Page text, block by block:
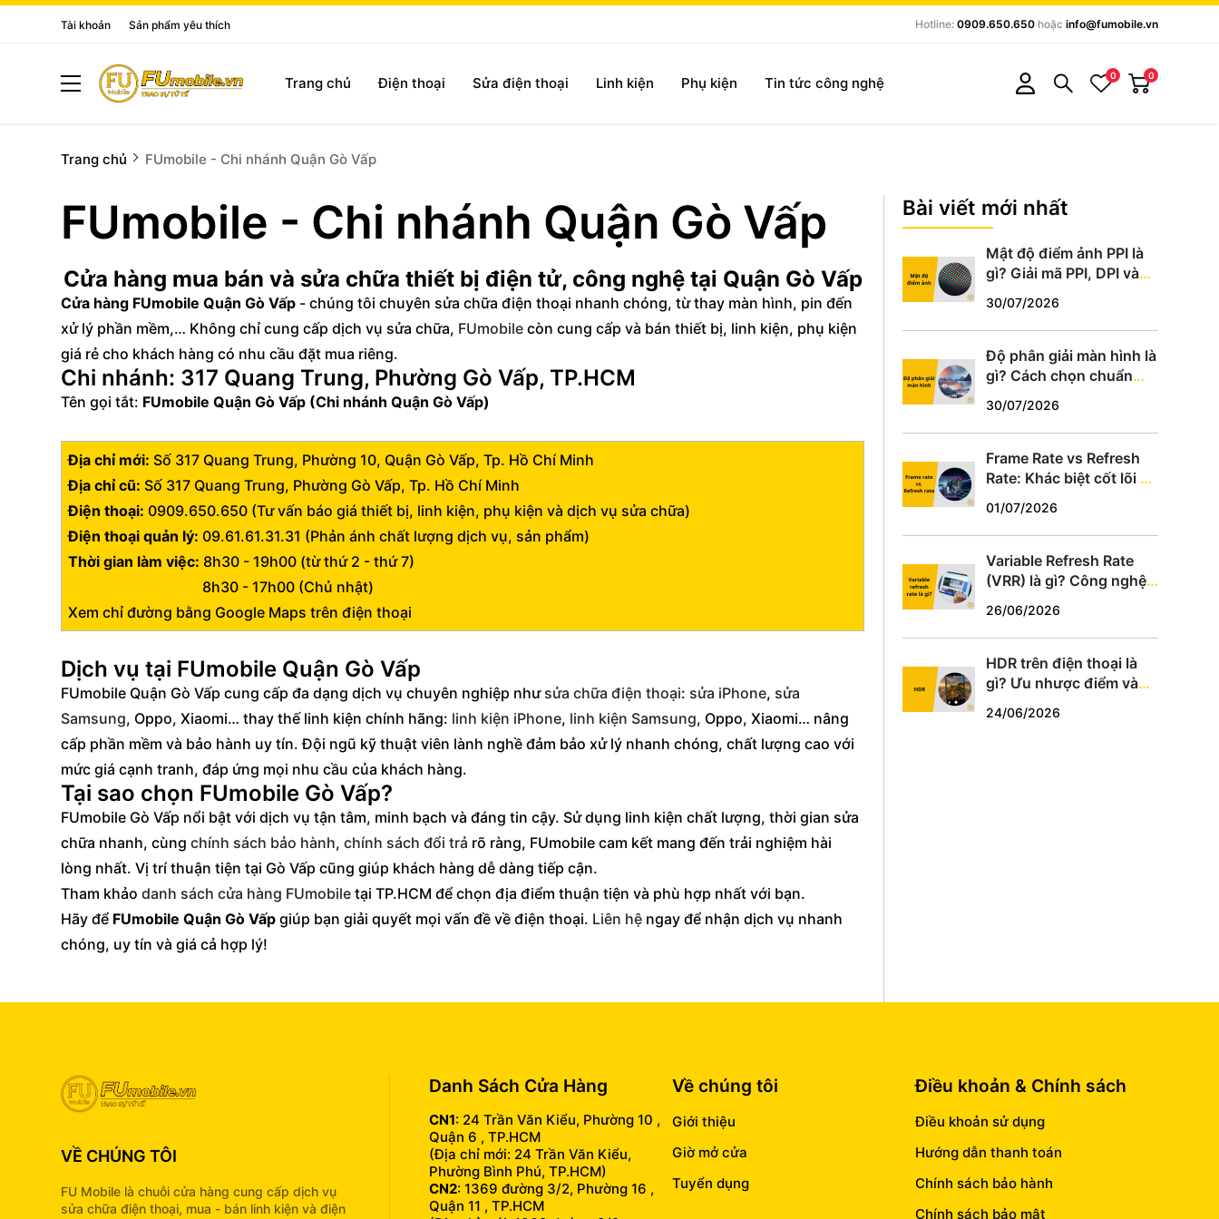
Tài khoản Sản phẩm yêu thích Hotline: 0909.650.650 hoặc info@fumobile.vn
Trang chủ Điện thoại Sửa điện thoại Linh kiện Phụ kiện Tin tức công nghệ 0 0
Trang chủ FUmobile - Chi nhánh Quận Gò Vấp
FUmobile - Chi nhánh Quận Gò Vấp
Cửa hàng mua bán và sửa chữa thiết bị điện tử, công nghệ tại Quận Gò Vấp
Cửa hàng FUmobile Quận Gò Vấp - chúng tôi chuyên sửa chữa điện thoại nhanh chóng, từ thay màn hình, pin đến
xử lý phần mềm,… Không chỉ cung cấp dịch vụ sửa chữa, FUmobile còn cung cấp và bán thiết bị, linh kiện, phụ kiện
giá rẻ cho khách hàng có nhu cầu đặt mua riêng.
Chi nhánh: 317 Quang Trung, Phường Gò Vấp, TP.HCM
Tên gọi tắt: FUmobile Quận Gò Vấp (Chi nhánh Quận Gò Vấp)
Địa chỉ mới: Số 317 Quang Trung, Phường 10, Quận Gò Vấp, Tp. Hồ Chí Minh
Địa chỉ cũ: Số 317 Quang Trung, Phường Gò Vấp, Tp. Hồ Chí Minh
Điện thoại: 0909.650.650 (Tư vấn báo giá thiết bị, linh kiện, phụ kiện và dịch vụ sửa chữa)
Điện thoại quản lý: 09.61.61.31.31 (Phản ánh chất lượng dịch vụ, sản phẩm)
Thời gian làm việc: 8h30 - 19h00 (từ thứ 2 - thứ 7)
8h30 - 17h00 (Chủ nhật)
Xem chỉ đường bằng Google Maps trên điện thoại
Dịch vụ tại FUmobile Quận Gò Vấp
FUmobile Quận Gò Vấp cung cấp đa dạng dịch vụ chuyên nghiệp như sửa chữa điện thoại: sửa iPhone, sửa
Samsung, Oppo, Xiaomi… thay thế linh kiện chính hãng: linh kiện iPhone, linh kiện Samsung, Oppo, Xiaomi… nâng
cấp phần mềm và bảo hành uy tín. Đội ngũ kỹ thuật viên lành nghề đảm bảo xử lý nhanh chóng, chất lượng cao với
mức giá cạnh tranh, đáp ứng mọi nhu cầu của khách hàng.
Tại sao chọn FUmobile Gò Vấp?
FUmobile Gò Vấp nổi bật với dịch vụ tận tâm, minh bạch và đáng tin cậy. Sử dụng linh kiện chất lượng, thời gian sửa
chữa nhanh, cùng chính sách bảo hành, chính sách đổi trả rõ ràng, FUmobile cam kết mang đến trải nghiệm hài
lòng nhất. Vị trí thuận tiện tại Gò Vấp cũng giúp khách hàng dễ dàng tiếp cận.
Tham khảo danh sách cửa hàng FUmobile tại TP.HCM để chọn địa điểm thuận tiện và phù hợp nhất với bạn.
Hãy để FUmobile Quận Gò Vấp giúp bạn giải quyết mọi vấn đề về điện thoại. Liên hệ ngay để nhận dịch vụ nhanh
chóng, uy tín và giá cả hợp lý!
Bài viết mới nhất
Mật độ điểm ảnh PPI là
gì? Giải mã PPI, DPI và
chuẩn
30/07/2026
Độ phân giải màn hình là
gì? Cách chọn chuẩn
hợp
30/07/2026
Frame Rate vs Refresh
Rate: Khác biệt cốt lõi và
hợp
01/07/2026
Variable Refresh Rate
(VRR) là gì? Công nghệ
thủ PC, PS5, Xbox
26/06/2026
HDR trên điện thoại là
gì? Ưu nhược điểm và
24/06/2026
VỀ CHÚNG TÔI
FU Mobile là chuỗi cửa hàng cung cấp dịch vụ
sửa chữa điện thoại, mua - bán linh kiện và điện
Danh Sách Cửa Hàng
CN1: 24 Trần Văn Kiểu, Phường 10 ,
Quận 6 , TP.HCM
(Địa chỉ mới: 24 Trần Văn Kiểu,
Phường Bình Phú, TP.HCM)
CN2: 1369 đường 3/2, Phường 16 ,
Quận 11 , TP.HCM
Về chúng tôi
Giới thiệu
Giờ mở cửa
Tuyển dụng
Điều khoản & Chính sách
Điều khoản sử dụng
Hướng dẫn thanh toán
Chính sách bảo hành
Chính sách bảo mật